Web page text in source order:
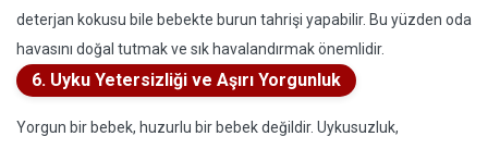
deterjan kokusu bile bebekte burun tahrişi yapabilir. Bu yüzden oda
havasını doğal tutmak ve sık havalandırmak önemlidir.
6. Uyku Yetersizliği ve Aşırı Yorgunluk
Yorgun bir bebek, huzurlu bir bebek değildir. Uykusuzluk,